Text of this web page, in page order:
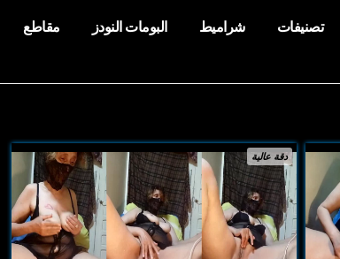
مقاطع البومات النودز شراميط تصنيفات
دقة عالية